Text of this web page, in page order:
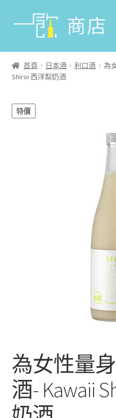
首頁
葡萄酒
香檳/氣泡酒
首頁 日本酒 利口酒
為
Shiroi 西洋梨奶酒
特價
為女性量
酒- Kawaii